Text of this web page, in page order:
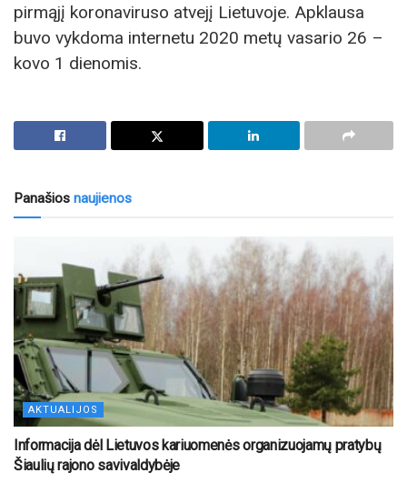
pirmąjį koronaviruso atvejį Lietuvoje. Apklausa
buvo vykdoma internetu 2020 metų vasario 26 –
kovo 1 dienomis.
Panašios naujienos
AKTUALIJOS
Informacija dėl Lietuvos kariuomenės organizuojamų pratybų
Šiaulių rajono savivaldybėje